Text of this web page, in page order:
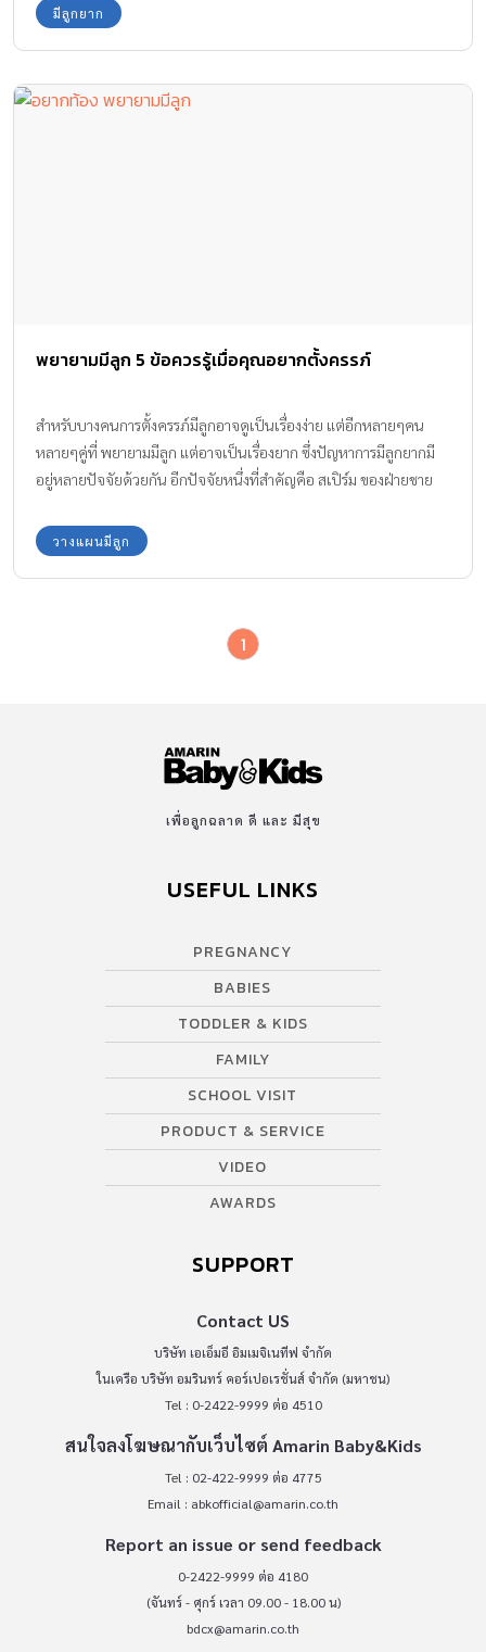
มีลูกยาก
พยายามมีลูก 5 ข้อควรรู้เมื่อคุณอยากตั้งครรภ์
สำหรับบางคนการตั้งครรภ์มีลูกอาจดูเป็นเรื่องง่าย แต่อีกหลายๆคน
หลายๆคู่ที่ พยายามมีลูก แต่อาจเป็นเรื่องยาก ซึ่งปัญหาการมีลูกยากมี
อยู่หลายปัจจัยด้วยกัน อีกปัจจัยหนึ่งที่สำคัญคือ สเปิร์ม ของฝ่ายชาย
วางแผนมีลูก
1
เพื่อลูกฉลาด ดี และ มีสุข
USEFUL LINKS
PREGNANCY
BABIES
TODDLER & KIDS
FAMILY
SCHOOL VISIT
PRODUCT & SERVICE
VIDEO
AWARDS
SUPPORT
Contact US
บริษัท เอเอ็มอี อิมเมจิเนทีฟ จำกัด
ในเครือ บริษัท อมรินทร์ คอร์เปอเรชั่นส์ จำกัด (มหาชน)
Tel : 0-2422-9999 ต่อ 4510
สนใจลงโฆษณากับเว็บไซต์ Amarin Baby&Kids
Tel : 02-422-9999 ต่อ 4775
Email : abkofficial@amarin.co.th
Report an issue or send feedback
0-2422-9999 ต่อ 4180
(จันทร์ - ศุกร์ เวลา 09.00 - 18.00 น)
bdcx@amarin.co.th